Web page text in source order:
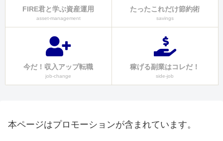
FIRE君と学ぶ資産運用
asset-management
たったこれだけ節約術
savings
今だ！収入アップ転職
job-change
稼げる副業はコレだ！
side-job
本ページはプロモーションが含まれています。